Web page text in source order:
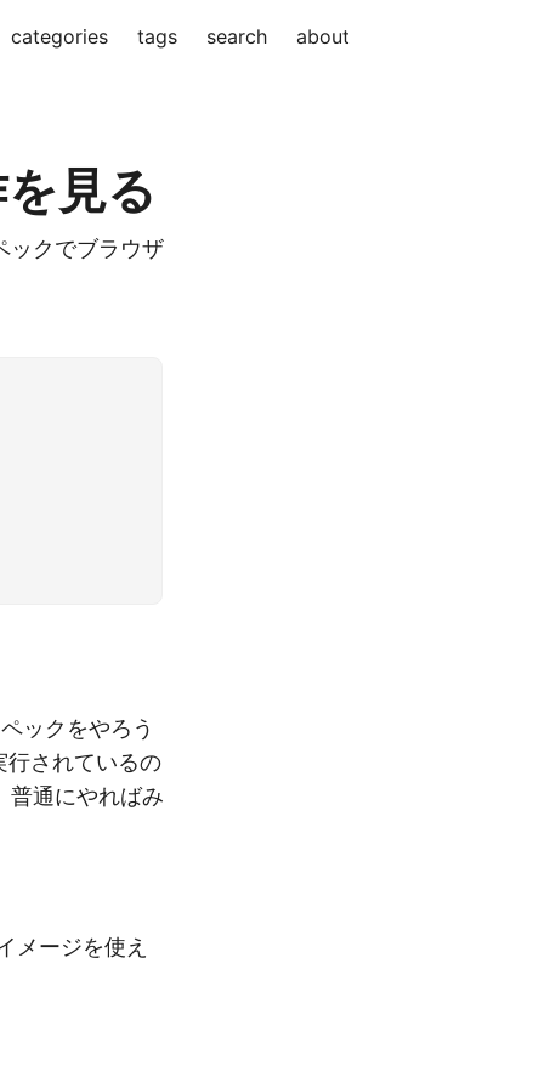
categories tags search about
見る
クでブラウザ
ックをやろう
行されているの
普通にやればみ
ージを使え